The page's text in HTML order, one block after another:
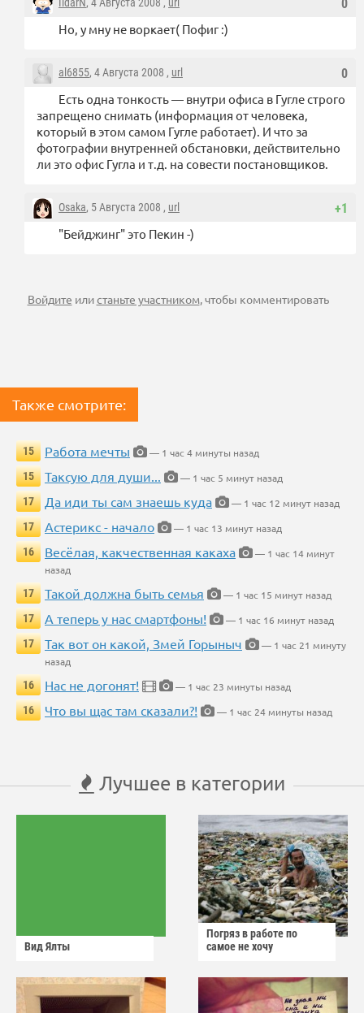
0
IldarN, 4 Августа 2008 , url
Но, у мну не воркает( Пофиг :)
0
al6855, 4 Августа 2008 , url
Есть одна тонкость — внутри офиса в Гугле строго
запрещено снимать (информация от человека,
который в этом самом Гугле работает). И что за
фотографии внутренней обстановки, действительно
ли это офис Гугла и т.д. на совести постановщиков.
+1
Osaka, 5 Августа 2008 , url
"Бейджинг" это Пекин -)
Войдите илистаньте участником, чтобы комментировать
Также смотрите:
15 Работа мечты
— 1 час 4 минуты назад
15
Таксую для души...
— 1 час 5 минут назад
17
Да иди ты сам знаешь куда
— 1 час 12 минут назад
17
Астерикс - начало
— 1 час 13 минут назад
16
Весёлая, какчественная какаха
— 1 час 14 минут
назад
17
Такой должна быть семья
— 1 час 15 минут назад
17
А теперь у нас смартфоны!
— 1 час 16 минут назад
17
Так вот он какой, Змей Горыныч
— 1 час 21 минуту
назад
16
Нас не догонят!
— 1 час 23 минуты назад
16
Что вы щас там сказали?! — 1 час 24 минуты назад
Лучшее в категории
Вид Ялты
Погряз в работе по
самое не хочу